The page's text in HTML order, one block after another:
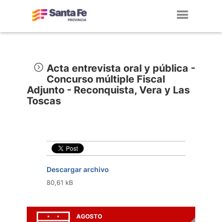
Acta entrevista oral y pública -
Concurso múltiple Fiscal
Adjunto - Reconquista, Vera y Las
Toscas
Descargar archivo
80,61 kB
AGOSTO